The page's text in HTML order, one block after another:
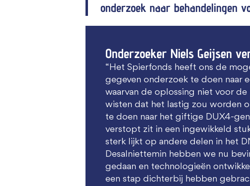
onderzoek naar behandelingen
Onderzoeker Niels Geijsen
“Het Spierfonds heeft ons de
gegeven onderzoek te doen naar
waarvan de oplossing niet voor de
wisten dat het lastig zou worden
te doen naar het giftige DUX4-
verstopt zit in een ingewikkeld
sterk lijkt op andere delen in het
Desalniettemin hebben we nu
gedaan en technologieën
een stap dichterbij hebben